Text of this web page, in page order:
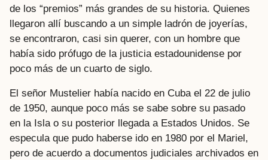
de los “premios” más grandes de su historia. Quienes
llegaron allí buscando a un simple ladrón de joyerías,
se encontraron, casi sin querer, con un hombre que
había sido prófugo de la justicia estadounidense por
poco más de un cuarto de siglo.
El señor Mustelier había nacido en Cuba el 22 de julio
de 1950, aunque poco más se sabe sobre su pasado
en la Isla o su posterior llegada a Estados Unidos. Se
especula que pudo haberse ido en 1980 por el Mariel,
pero de acuerdo a documentos judiciales archivados en